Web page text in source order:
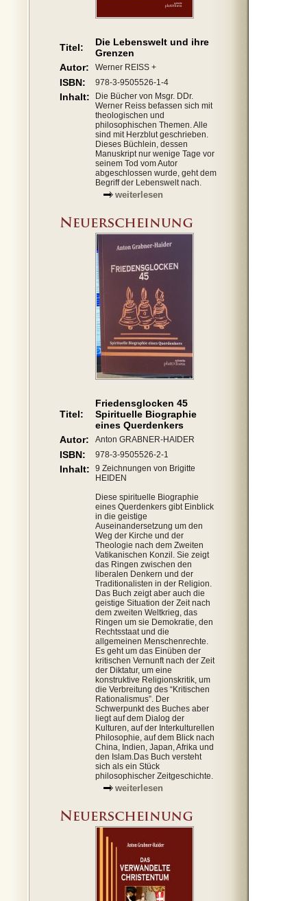
Titel:
Die Lebenswelt und ihre
Grenzen
Autor:
Werner REISS +
ISBN: 978-3-9505526-1-4
Inhalt:
Die Bücher von Msgr. DDr.
Werner Reiss befassen sich mit
theologischen und
philosophischen Themen. Alle
sind mit Herzblut geschrieben.
Dieses Büchlein, dessen
Manuskript nur wenige Tage vor
seinem Tod vom Autor
abgeschlossen wurde, geht dem
Begriff der Lebenswelt nach.
weiterlesen
Titel:
Friedensglocken 45
Spirituelle Biographie
eines Querdenkers
Autor:
Anton GRABNER-HAIDER
ISBN: 978-3-9505526-2-1
Inhalt:
9 Zeichnungen von Brigitte
HEIDEN
Diese spirituelle Biographie
eines Querdenkers gibt Einblick
in die geistige
Auseinandersetzung um den
Weg der Kirche und der
Theologie nach dem Zweiten
Vatikanischen Konzil. Sie zeigt
das Ringen zwischen den
liberalen Denkern und der
Traditionalisten in der Religion.
Das Buch zeigt aber auch die
geistige Situation der Zeit nach
dem zweiten Weltkrieg, das
Ringen um sie Demokratie, den
Rechtsstaat und die
allgemeinen Menschenrechte.
Es geht um das Einüben der
kritischen Vernunft nach der Zeit
der Diktatur, um eine
konstruktive Religionskritik, um
die Verbreitung des “Kritischen
Rationalismus”. Der
Schwerpunkt des Buches aber
liegt auf dem Dialog der
Kulturen, auf der Interkulturellen
Philosophie, auf dem Blick nach
China, Indien, Japan, Afrika und
den Islam.Das Buch versteht
sich als ein Stück
philosophischer Zeitgeschichte.
weiterlesen